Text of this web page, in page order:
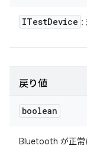
ITestDevice :
戻り値
boolean
Bluetooth が正常